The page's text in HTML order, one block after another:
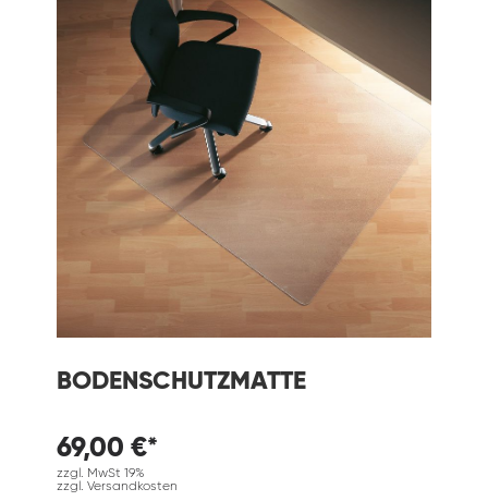
BODENSCHUTZMATTE
69,00 €*
zzgl. MwSt 19%
zzgl. Versandkosten